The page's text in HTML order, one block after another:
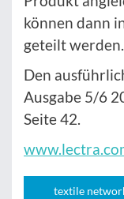
können dann
geteilt werden.
Den
Ausgabe 5/6
Seite 42.
textile